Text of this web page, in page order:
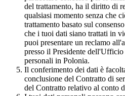
del trattamento, ha il diritto di
qualsiasi momento senza che
trattamento basato sul
che i tuoi dati siano trattati in
puoi presentare un reclamo
presso il Presidente
personali in Polonia.
Il conferimento dei dati è
conclusione del Contratto di
del Contratto relativo al conto